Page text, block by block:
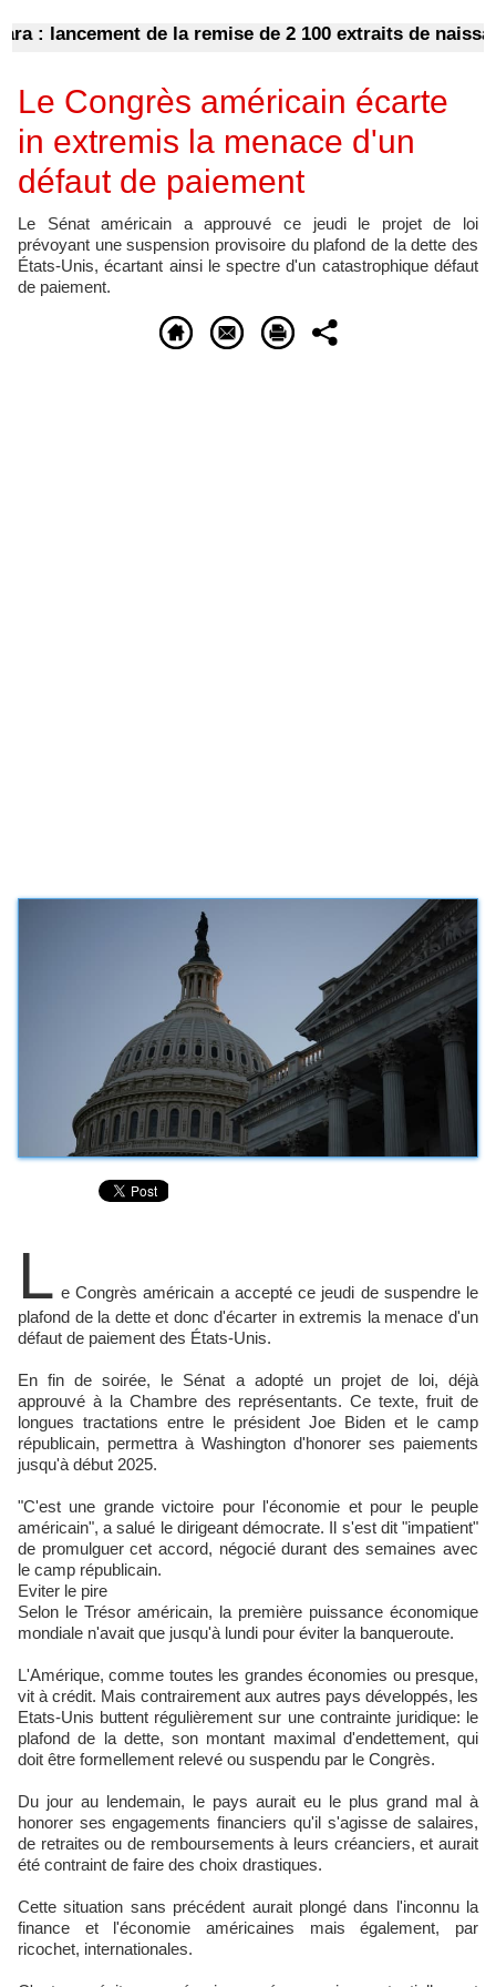
lancement de la remise de 2 100 extraits de
Le Congrès américain écarte
in extremis la menace d'un
défaut de paiement
Le Sénat américain a approuvé ce jeudi le projet de loi
prévoyant une suspension provisoire du plafond de la dette des
États-Unis, écartant ainsi le spectre d'un catastrophique défaut
de paiement.
L e Congrès américain a accepté ce jeudi de suspendre le
plafond de la dette et donc d'écarter in extremis la menace d'un
défaut de paiement des États-Unis.
En fin de soirée, le Sénat a adopté un projet de loi, déjà
approuvé à la Chambre des représentants. Ce texte, fruit de
longues tractations entre le président Joe Biden et le camp
républicain, permettra à Washington d'honorer ses paiements
jusqu'à début 2025.
"C'est une grande victoire pour l'économie et pour le peuple
américain", a salué le dirigeant démocrate. Il s'est dit "impatient"
de promulguer cet accord, négocié durant des semaines avec
le camp républicain.
Eviter le pire
Selon le Trésor américain, la première puissance économique
mondiale n'avait que jusqu'à lundi pour éviter la banqueroute.
L'Amérique, comme toutes les grandes économies ou presque,
vit à crédit. Mais contrairement aux autres pays développés, les
Etats-Unis buttent régulièrement sur une contrainte juridique: le
plafond de la dette, son montant maximal d'endettement, qui
doit être formellement relevé ou suspendu par le Congrès.
Du jour au lendemain, le pays aurait eu le plus grand mal à
honorer ses engagements financiers qu'il s'agisse de salaires,
de retraites ou de remboursements à leurs créanciers, et aurait
été contraint de faire des choix drastiques.
Cette situation sans précédent aurait plongé dans l'inconnu la
finance et l'économie américaines mais également, par
ricochet, internationales.